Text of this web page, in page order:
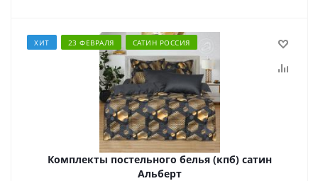
ХИТ 23 ФЕВРАЛЯ САТИН РОССИЯ
Комплекты постельного белья (кпб) сатин
Альберт